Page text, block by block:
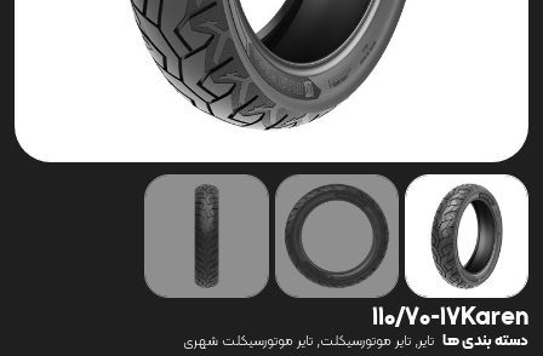
110/70-17Karen
دسته بندی ها تایر, تایر موتورسیکلت, تایر موتورسیکلت شهری